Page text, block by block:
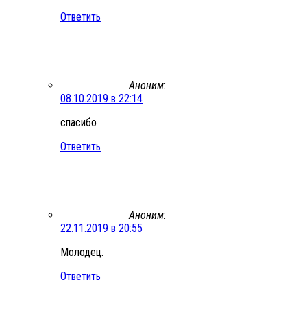
Ответить
Аноним:
08.10.2019 в 22:14
спасибо
Ответить
Аноним:
22.11.2019 в 20:55
Молодец.
Ответить